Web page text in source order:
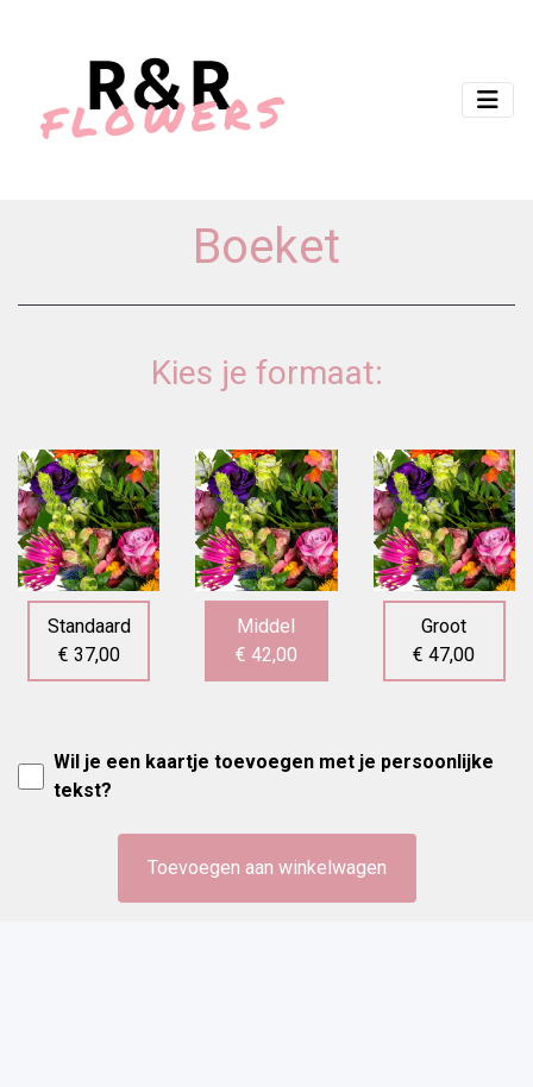
Boeket
Kies je formaat:
Standaard
€ 37,00
Middel
€ 42,00
Groot
€ 47,00
Wil je een kaartje toevoegen met je persoonlijke
tekst?
Toevoegen aan winkelwagen